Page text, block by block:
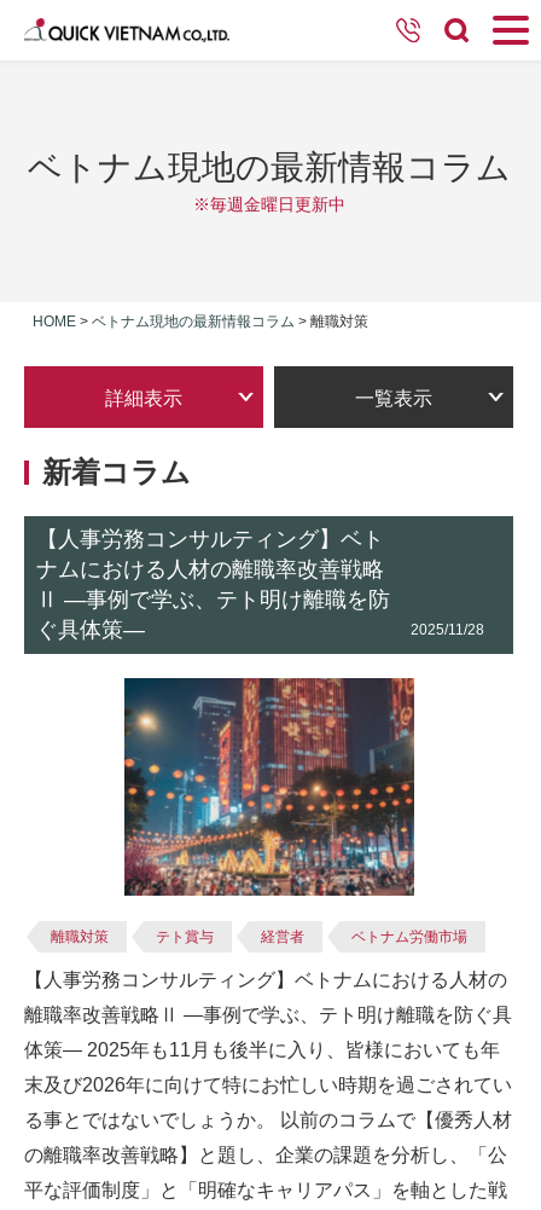
ベトナム現地の最新情報コラム
※毎週金曜日更新中
HOME > ベトナム現地の最新情報コラム > 離職対策
詳細表示 一覧表示
新着コラム
【人事労務コンサルティング】ベト
ナムにおける人材の離職率改善戦略
Ⅱ ―事例で学ぶ、テト明け離職を防
ぐ具体策―
2025/11/28
離職対策 テト賞与 経営者 ベトナム労働市場
【人事労務コンサルティング】ベトナムにおける人材の
離職率改善戦略Ⅱ ―事例で学ぶ、テト明け離職を防ぐ具
体策― 2025年も11月も後半に入り、皆様においても年
末及び2026年に向けて特にお忙しい時期を過ごされてい
る事とではないでしょうか。 以前のコラムで【優秀人材
の離職率改善戦略】と題し、企業の課題を分析し、「公
平な評価制度」と「明確なキャリアパス」を軸とした戦